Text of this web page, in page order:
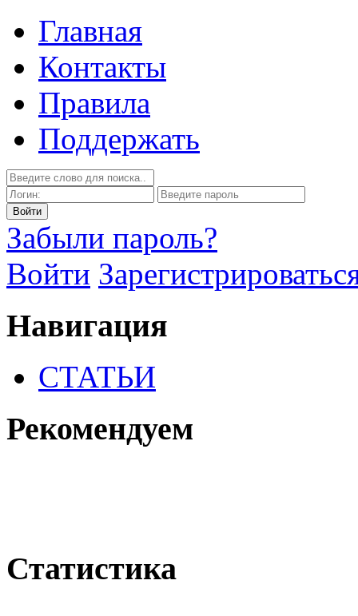
Главная
Контакты
Правила
Поддержать
Забыли пароль?
Войти
Навигация
СТАТЬИ
Рекомендуем
Статистика